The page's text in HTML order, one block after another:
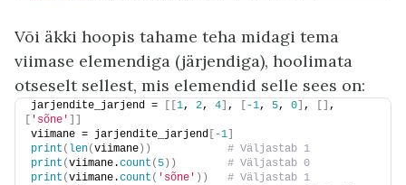
Või äkki hoopis tahame teha midagi tema
viimase elemendiga (järjendiga), hoolimata
otseselt sellest, mis elemendid selle sees on:
jarjendite_jarjend = 1, 2, 4 , -1, 5, 0 ,
'sõne'
viimane = jarjendite_jarjend
-1
print ( len(viimane ))
# Väljastab 1
print (viimane.count ( 5 ))
# Väljastab 0
print (viimane.count ( 'sõne' ))
# Väljastab 1